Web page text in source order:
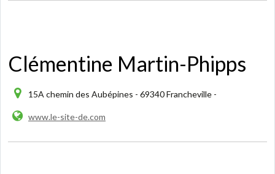
Clémentine Martin-Phipps
15A chemin des Aubépines - 69340 Francheville -
www.le-site-de.com